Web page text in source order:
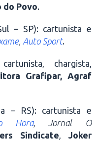
do Povo.
– SP): cartunista e
, Auto Sport.
chargista,
Grafipar, Agraf
– RS): cartunista e
Hora, Jornal O
Sindicate, Joker